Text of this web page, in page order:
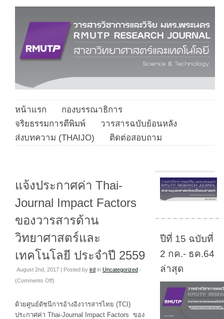
หน้าแรก
กองบรรณาธิการ
จริยธรรมการตีพิมพ์
วารสารฉบับย้อนหลัง
ส่งบทความ (THAIJO)
ติดต่อสอบถาม
แจ้งประกาศค่า Thai-
Journal Impact Factors
ของวารสารด้าน
วิทยาศาสตร์และ
เทคโนโลยี ประจำปี 2559
August 2nd, 2017 | Posted by ird in Uncategorized -
(Comments Offon
ประกาศ
ค่า
)
ด้วยศูนย์ดัชนีการอ้างอิงวารสารไทย (TCI)
ประกาศค่า Thai-Journal Impact Factors ของ
ปีที่ 15 ฉบับที่
2 กค.- ธค.64
ล่าสุด